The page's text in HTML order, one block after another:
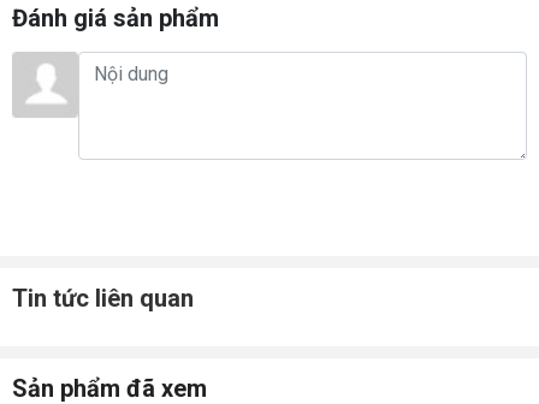
Thiết kế nằm phẳng 180°
M20 có thiết kế đặc biệt, có thể nằm phẳng để lau sàn, làm
sạch được ở các khu vực có gầm thấp mà đa phần các máy
Đánh giá sản phẩm
Tin tức liên quan
Sản phẩm đã xem